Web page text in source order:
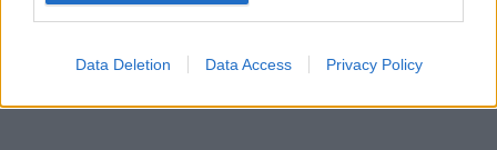
Data Deletion Data Access Privacy Policy
Pre pridanie recenzie sa musíte prihlásiť